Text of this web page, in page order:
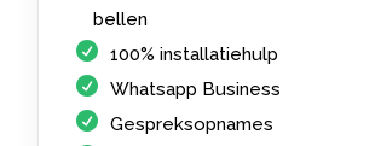
bellen
100% installatiehulp
Whatsapp Business
Gespreksopnames